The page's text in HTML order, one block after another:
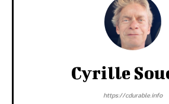
Cyrille
https://cdurable.info